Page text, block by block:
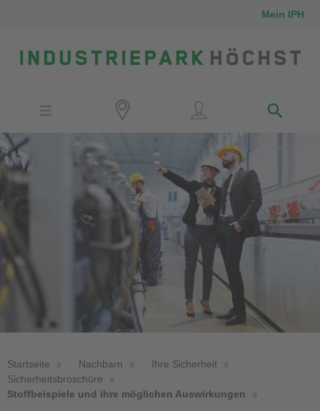
Mein IPH
IPH-Mitarbeiter
Nachbarn
Medien
Anfahrt
Startseite Nachbarn
Ihre Sicherheit
Sicherheitsbroschüre
Stoffbeispiele und ihre möglichen Auswirkungen